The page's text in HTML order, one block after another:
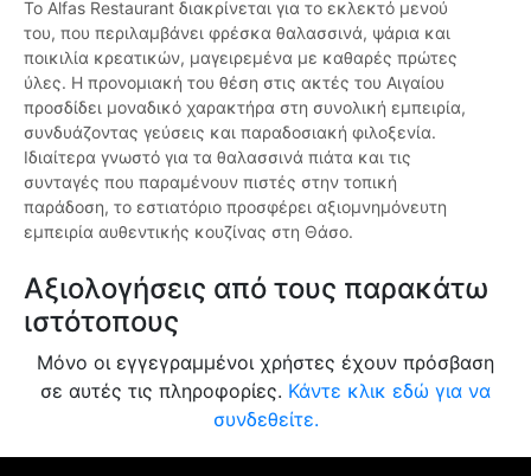
Το Alfas Restaurant διακρίνεται για το εκλεκτό μενού
του, που περιλαμβάνει φρέσκα θαλασσινά, ψάρια και
ποικιλία κρεατικών, μαγειρεμένα με καθαρές πρώτες
ύλες. Η προνομιακή του θέση στις ακτές του Αιγαίου
προσδίδει μοναδικό χαρακτήρα στη συνολική εμπειρία,
συνδυάζοντας γεύσεις και παραδοσιακή φιλοξενία.
Ιδιαίτερα γνωστό για τα θαλασσινά πιάτα και τις
συνταγές που παραμένουν πιστές στην τοπική
παράδοση, το εστιατόριο προσφέρει αξιομνημόνευτη
εμπειρία αυθεντικής κουζίνας στη Θάσο.
Αξιολογήσεις από τους παρακάτω
ιστότοπους
Μόνο οι εγγεγραμμένοι χρήστες έχουν πρόσβαση
σε αυτές τις πληροφορίες. Κάντε κλικ εδώ για να
συνδεθείτε.